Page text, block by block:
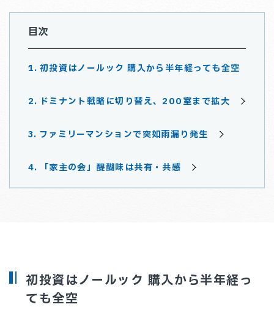
目次
初投資はノールック 購入から半年経っても全空
ドミナント戦略に切り替え、200室まで拡大
ファミリーマンションで突如雨漏り発生
「家主の会」醍醐味は共有・共感
初投資はノールック 購入から半年経っ
ても全空